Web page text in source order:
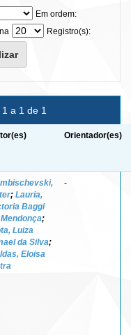
Em ordem:
Registro(s):
a 1 de 1
Orientador(es)
; Lauria,
Baggi
;
Luiza
da Silva;
Eloisa
-